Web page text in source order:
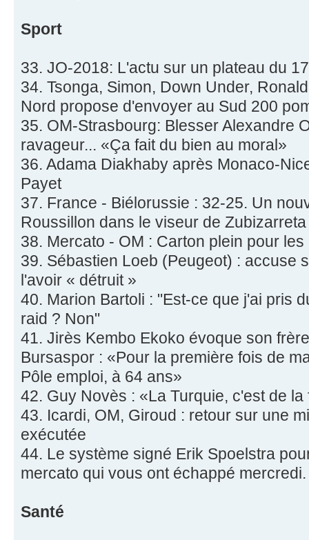
Sport
33. JO-2018: L'actu sur un plateau du
34. Tsonga, Simon, Down Under,
Nord propose d'envoyer au Sud 200
35. OM-Strasbourg: Blesser Alexandre
ravageur... «Ça fait du bien au moral»
36. Adama Diakhaby après Monaco-
Payet
37. France - Biélorussie : 32-25. Un
Roussillon dans le viseur de
38. Mercato - OM : Carton plein pour les
39. Sébastien Loeb (Peugeot) : accuse
l'avoir « détruit »
40. Marion Bartoli : "Est-ce que j'ai pris
raid ? Non"
41. Jirès Kembo Ekoko évoque son
Bursaspor : «Pour la première fois de
Pôle emploi, à 64 ans»
42. Guy Novès : «La Turquie, c'est de la
43. Icardi, OM, Giroud : retour sur une
exécutée
44. Le système signé Erik Spoelstra
mercato qui vous ont échappé mercredi.
Santé